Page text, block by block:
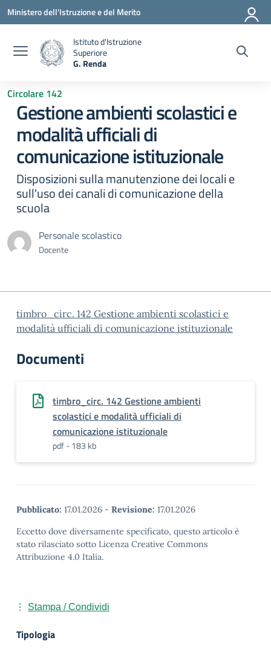
Ministero dell'Istruzione e del Merito
Istituto d'Istruzione
Superiore
G. Renda
Circolare 142
Gestione ambienti scolastici e
modalità ufficiali di
comunicazione istituzionale
Disposizioni sulla manutenzione dei locali e
sull'uso dei canali di comunicazione della
scuola
Personale scolastico
Docente
timbro_circ. 142 Gestione ambienti scolastici e
modalità ufficiali di comunicazione istituzionale
Documenti
timbro_circ. 142 Gestione ambienti
scolastici e modalità ufficiali di
comunicazione istituzionale
pdf - 183 kb
Pubblicato: 17.01.2026 - Revisione: 17.01.2026
Eccetto dove diversamente specificato, questo articolo è
stato rilasciato sotto Licenza Creative Commons
Attribuzione 4.0 Italia.
Stampa / Condividi
Tipologia